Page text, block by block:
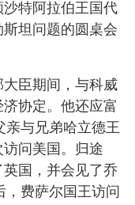
特阿拉伯王国代
坦问题的圆桌会
大臣期间，与科威
协定。他还应富
亲与兄弟哈立德王
问美国。归途
国，并会见了乔
，费萨尔国王访问